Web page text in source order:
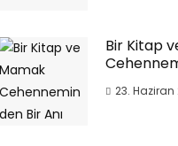
Bir Kitap
23. Haziran